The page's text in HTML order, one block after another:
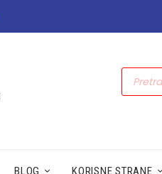
BLOG KORISNE STRANE